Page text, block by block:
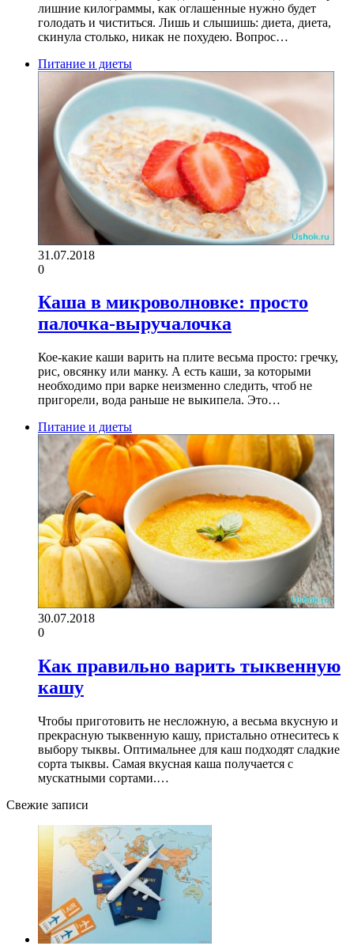
лишние килограммы, как оглашенные нужно будет
голодать и чиститься. Лишь и слышишь: диета, диета,
скинула столько, никак не похудею. Вопрос…
Питание и диеты
31.07.2018
0
Каша в микроволновке: просто
палочка-выручалочка
Кое-какие каши варить на плите весьма просто: гречку,
рис, овсянку или манку. А есть каши, за которыми
необходимо при варке неизменно следить, чтоб не
пригорели, вода раньше не выкипела. Это…
Питание и диеты
30.07.2018
0
Как правильно варить тыквенную
кашу
Чтобы приготовить не несложную, а весьма вкусную и
прекрасную тыквенную кашу, пристально отнеситесь к
выбору тыквы. Оптимальнее для каш подходят сладкие
сорта тыквы. Самая вкусная каша получается с
мускатными сортами.…
Свежие записи